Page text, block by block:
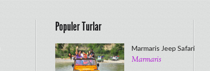
Populer Turlar
Marmaris Jeep Safari
Marmaris